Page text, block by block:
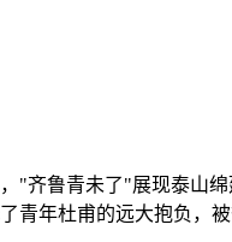
"齐鲁青未了"展现泰
年杜甫的远大抱负，